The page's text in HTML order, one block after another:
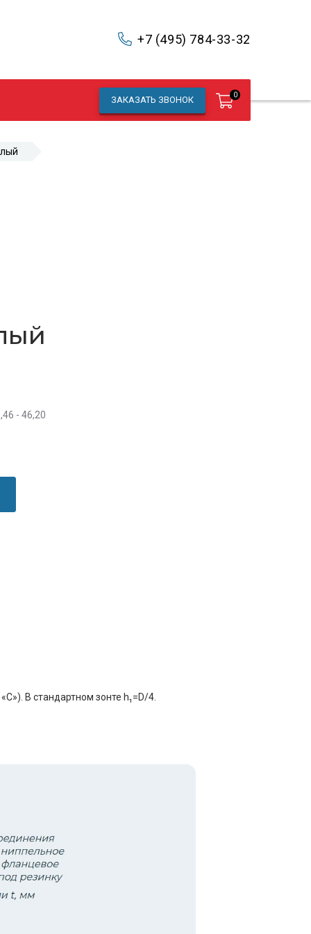
+7 (495) 784-33-32
ЗАКАЗАТЬ ЗВОНОК 0
- 46,20
В стандартном зонте h₁=D/4.